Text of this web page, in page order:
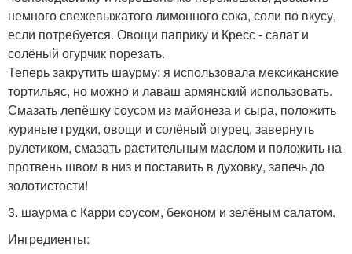
немного свежевыжатого лимонного сока, соли по вкусу,
если потребуется. Овощи паприку и Кресс - салат и
солёный огурчик порезать.
Теперь закрутить шаурму: я использовала мексиканские
тортильяс, но можно и лаваш армянский использовать.
Смазать лепёшку соусом из майонеза и сыра, положить
куриные грудки, овощи и солёный огурец, завернуть
рулетиком, смазать растительным маслом и положить на
протвень швом в низ и поставить в духовку, запечь до
золотистости!
3. шаурма с Карри соусом, беконом и зелёным салатом.
Ингредиенты: